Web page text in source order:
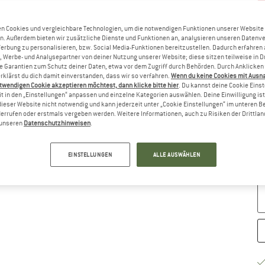
Cookies und vergleichbare Technologien, um die notwendigen Funktionen unserer Website
Außerdem bieten wir zusätzliche Dienste und Funktionen an, analysieren unseren
zu personalisieren, bzw. Social Media-Funktionen bereitzustellen. Dadurch erfahren
Werbe- und Analysepartner von deiner Nutzung unserer Website; diese sitzen teilweise in
Garantien zum Schutz deiner Daten, etwa vor dem Zugriff durch Behörden. Durch Anklicken
du dich damit einverstanden, dass wir so verfahren. Wenn du keine Cookies mit
Cookie akzeptieren möchtest, dann klicke bitte hier. Du kannst deine Cookie
in den „Einstellungen“ anpassen und einzelne Kategorien auswählen. Deine Einwilligung
Website nicht notwendig und kann jederzeit unter „Cookie Einstellungen“ im unteren
oder erstmals vergeben werden. Weitere Informationen, auch zu Risiken der
Datenschutzhinweisen.
EINSTELLUNGEN ALLE AUSWÄHLEN